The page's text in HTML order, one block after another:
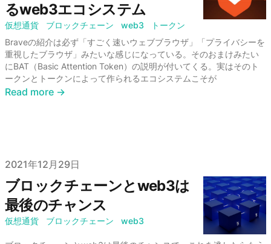
るweb3エコシステム
仮想通貨 ブロックチェーン web3
トークン
Braveの紹介は必ず「すごく速いウェブブラウザ」「プライバシーを
重視したブラウザ」みたいな感じになっている。そのおまけみたい
にBAT（Basic Attention Token）の説明が付いてくる。実はそのト
ークンとトークンによって作られるエコシステムこそが
Read more →
Published on
2021年12月29日
ブロックチェーンとweb3は
最後のチャンス
仮想通貨 ブロックチェーン web3